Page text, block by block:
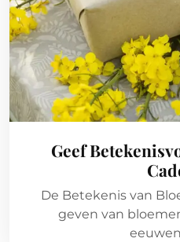
Geef
De Betekenis van
geven van